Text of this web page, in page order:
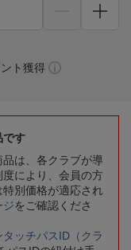
ト獲得
です
品は、各クラブが導
により、会員の方
別価格が適応され
ジをご確認くださ
タッチパスID（クラ